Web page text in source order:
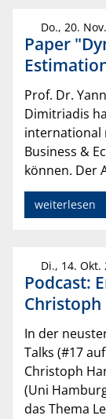
Do., 20.
Paper
Prof. Dr.
Dimitriadis
international
Business &
können. Der
weiterlesen
Di., 14. Okt.
Podcast:
Christoph
In der
Talks (#17
Christoph
(Uni
das Thema